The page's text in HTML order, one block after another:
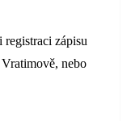
zápisu
nebo